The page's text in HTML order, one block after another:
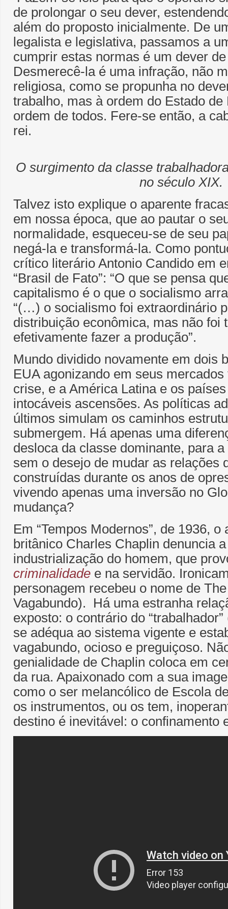
de prolongar o seu dever,
além do proposto inicialmente. De
legalista e legislativa, passamos a
cumprir estas normas é um dever
Desmerecê-la é uma infração, não
religiosa, como se propunha no
trabalho, mas à ordem do Estado
ordem de todos. Fere-se então, a
rei.
O surgimento da classe
no século XIX.
Talvez isto explique o aparente
em nossa época, que ao pautar o
normalidade, esqueceu-se de seu
negá-la e transformá-la. Como
crítico literário Antonio Candido em
“Brasil de Fato”: “O que se pensa
capitalismo é o que o socialismo
“(…) o socialismo foi extraordinário
distribuição econômica, mas não foi
efetivamente fazer a produção”.
Mundo dividido novamente em dois
EUA agonizando em seus
crise, e a América Latina e os
intocáveis ascensões. As políticas
últimos simulam os caminhos
submergem. Há apenas uma
desloca da classe dominante, para
sem o desejo de mudar as relações
construídas durante os anos de
vivendo apenas uma inversão no
mudança?
Em “Tempos Modernos”, de 1936, o
britânico Charles Chaplin denuncia
industrialização do homem, que
criminalidade e na servidão.
personagem recebeu o nome de
Vagabundo). Há uma estranha
exposto: o contrário do
se adéqua ao sistema vigente e
vagabundo, ocioso e preguiçoso.
genialidade de Chaplin coloca em
da rua. Apaixonado com a sua
como o ser melancólico de Escola
os instrumentos, ou os tem,
destino é inevitável: o confinamento